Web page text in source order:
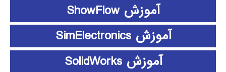
آموزش ShowFlow
آموزش SimElectronics
آموزش SolidWorks